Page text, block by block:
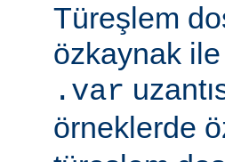
Türeşlem
özkaynak
.var
örneklerde